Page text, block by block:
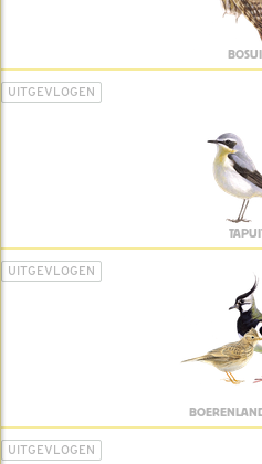
UITGEVLOGEN
UITGEVLOGEN
UITGEVLOGEN